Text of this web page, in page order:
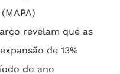
revelam que as
de 13%
do ano